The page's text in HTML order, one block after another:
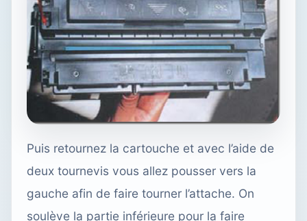
Puis retournez la cartouche et avec l’aide de
deux tournevis vous allez pousser vers la
gauche afin de faire tourner l’attache. On
soulève la partie inférieure pour la faire